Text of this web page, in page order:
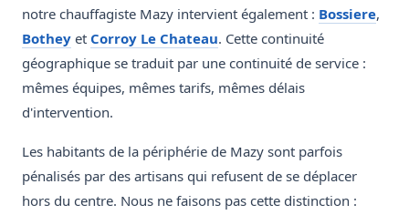
notre chauffagiste Mazy intervient également : Bossiere,
Bothey et Corroy Le Chateau. Cette continuité
géographique se traduit par une continuité de service :
mêmes équipes, mêmes tarifs, mêmes délais
d'intervention.
Les habitants de la périphérie de Mazy sont parfois
pénalisés par des artisans qui refusent de se déplacer
hors du centre. Nous ne faisons pas cette distinction :